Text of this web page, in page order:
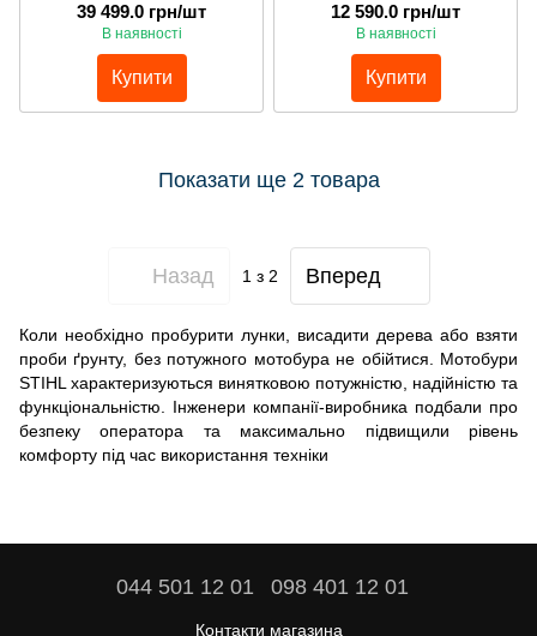
39 499.0 грн/шт
В наявності
Купити
12 590.0 грн/шт
В наявності
Купити
Показати ще 2 товара
Назад 1 з 2 Вперед
Коли необхідно пробурити лунки, висадити дерева або взяти
проби ґрунту, без потужного мотобура не обійтися. Мотобури
STIHL характеризуються винятковою потужністю, надійністю та
функціональністю. Інженери компанії-виробника подбали про
безпеку оператора та максимально підвищили рівень
комфорту під час використання техніки
044 501 12 01 098 401 12 01
Контакти магазина